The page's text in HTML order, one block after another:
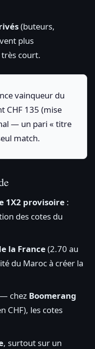
(buteurs,
plus
court.
vainqueur du
CHF 135 (mise
— un pari « titre
match.
1X2 provisoire :
des cotes du
la France(2.70 au
du Maroc à créer la
— chez Boomerang
CHF), les cotes
, surtout sur un